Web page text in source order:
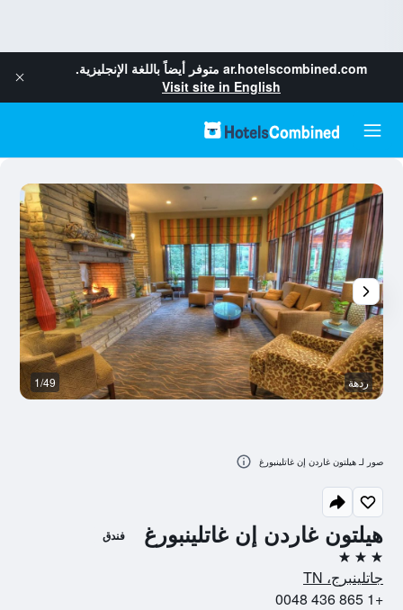
ar.hotelscombined.com متوفر أيضاً باللغة الإنجليزية.
Visit site in English
هيلتون غاردن إن غاتلينبورغ فندق
3 نجوم
جاتلينبرج، TN
+1 865 436 0048
ردهة 1/49
صور لـ هيلتون غاردن إن غاتلينبورغ